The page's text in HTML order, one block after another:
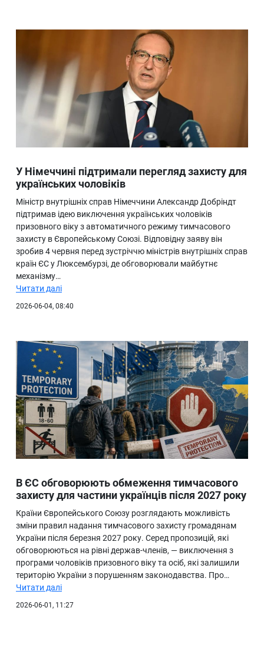
У Німеччині підтримали перегляд захисту для
українських чоловіків
Міністр внутрішніх справ Німеччини Александр Добріндт
підтримав ідею виключення українських чоловіків
призовного віку з автоматичного режиму тимчасового
захисту в Європейському Союзі. Відповідну заяву він
зробив 4 червня перед зустріччю міністрів внутрішніх справ
країн ЄС у Люксембурзі, де обговорювали майбутнє
механізму…
Читати далі
2026-06-04, 08:40
В ЄС обговорюють обмеження тимчасового
захисту для частини українців після 2027 року
Країни Європейського Союзу розглядають можливість
зміни правил надання тимчасового захисту громадянам
України після березня 2027 року. Серед пропозицій, які
обговорюються на рівні держав-членів, — виключення з
програми чоловіків призовного віку та осіб, які залишили
територію України з порушенням законодавства. Про…
Читати далі
2026-06-01, 11:27